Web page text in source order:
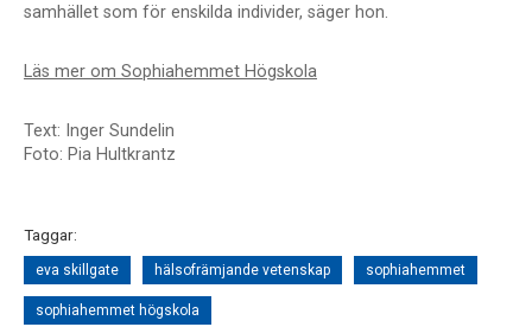
samhället som för enskilda individer, säger hon.
Läs mer om Sophiahemmet Högskola
Text: Inger Sundelin
Foto: Pia Hultkrantz
Taggar:
eva skillgate hälsofrämjande vetenskap sophiahemmet
sophiahemmet högskola